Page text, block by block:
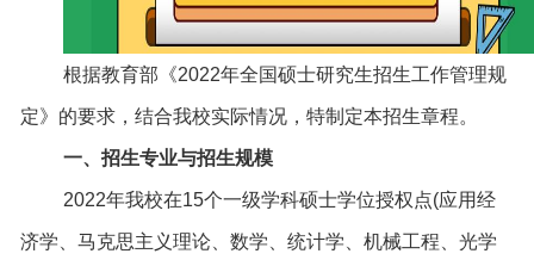
根据教育部《2022年全国硕士研究生招生工作管理规
定》的要求，结合我校实际情况，特制定本招生章程。
一、招生专业与招生规模
2022年我校在15个一级学科硕士学位授权点(应用经
济学、马克思主义理论、数学、统计学、机械工程、光学